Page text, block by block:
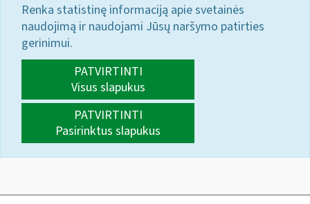
Renka statistinę informaciją apie svetainės
naudojimą ir naudojami Jūsų naršymo patirties
gerinimui.
PATVIRTINTI
Visus slapukus
PATVIRTINTI
Pasirinktus slapukus